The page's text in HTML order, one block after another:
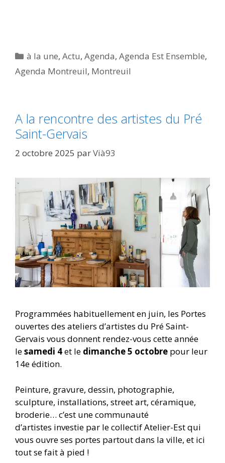
Catégories
à la une,Actu,Agenda,Agenda Est Ensemble,
Agenda Montreuil, Montreuil
A la rencontre des artistes du Pré
Saint-Gervais
2 octobre 2025 parVià93
Programmées habituellement en juin, les Portes
ouvertes des ateliers d’artistes du Pré Saint-
Gervais vous donnent rendez-vous cette année
lesamedi 4et le dimanche 5 octobre pour leur
14e édition.
Peinture, gravure, dessin, photographie,
sculpture, installations, street art, céramique,
broderie… c’est une communauté
d’artistes investie par le collectif Atelier-Est qui
vous ouvre ses portes partout dans la ville, et ici
tout se fait à pied !